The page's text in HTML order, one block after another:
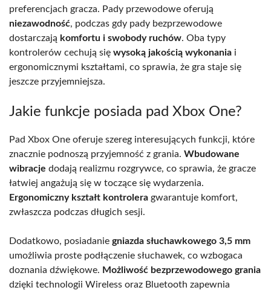
preferencjach gracza. Pady przewodowe oferują
niezawodność, podczas gdy pady bezprzewodowe
dostarczają komfortu i swobody ruchów. Oba typy
kontrolerów cechują się wysoką jakością wykonania i
ergonomicznymi kształtami, co sprawia, że gra staje się
jeszcze przyjemniejsza.
Jakie funkcje posiada pad Xbox One?
Pad Xbox One oferuje szereg interesujących funkcji, które
znacznie podnoszą przyjemność z grania. Wbudowane
wibracje dodają realizmu rozgrywce, co sprawia, że gracze
łatwiej angażują się w toczące się wydarzenia.
Ergonomiczny kształt kontrolera gwarantuje komfort,
zwłaszcza podczas długich sesji.
Dodatkowo, posiadanie gniazda słuchawkowego 3,5 mm
umożliwia proste podłączenie słuchawek, co wzbogaca
doznania dźwiękowe. Możliwość bezprzewodowego grania
dzięki technologii Wireless oraz Bluetooth zapewnia